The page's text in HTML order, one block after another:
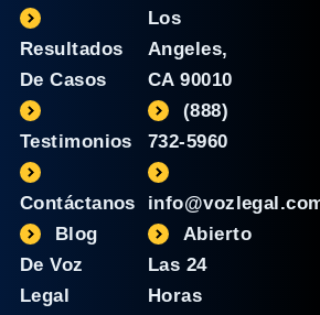
Resultados
De Casos
Testimonios
Contáctanos
Blog
De Voz
Legal
Los
Angeles,
CA 90010
(888)
732-5960
Abierto
Las 24
Horas